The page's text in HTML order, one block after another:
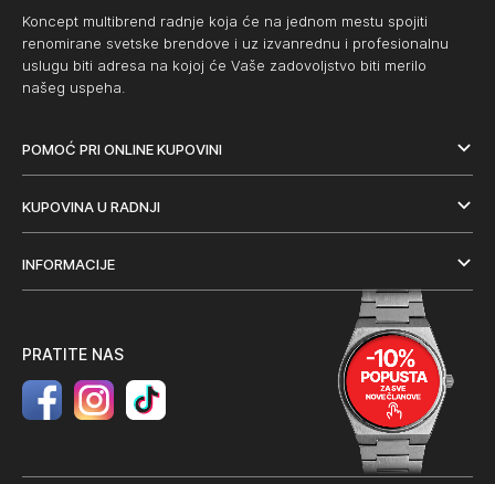
Koncept multibrend radnje koja će na jednom mestu spojiti
renomirane svetske brendove i uz izvanrednu i profesionalnu
uslugu biti adresa na kojoj će Vaše zadovoljstvo biti merilo
našeg uspeha.
POMOĆ PRI ONLINE KUPOVINI
KUPOVINA U RADNJI
INFORMACIJE
PRATITE NAS